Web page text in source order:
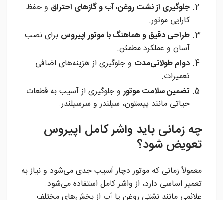
جلوگیری از نشت روغن، آب و گازهای احتراق و حفظ
کارایی موتور.
طراحی دقیق و هماهنگ با موتور اپیروس برای نصب
آسان و عملکرد مطمئن.
دوام طولانی‌مدت و جلوگیری از هزینه‌های اضافی
تعمیرات.
تضمین سلامت موتورو جلوگیری از آسیب به قطعات
حیاتی مانند پیستون، سیلندر و سرسیلندر.
چه زمانی باید واشر کامل اپیروس
تعویض شود؟
معمولاً زمانی که موتور دچار آسیب جدی می‌شود و نیاز به
تعمیر اساسی دارد، از واشر کامل استفاده می‌شود.
علائمی مانند نشتی روغن یا آب از بخش‌های مختلف